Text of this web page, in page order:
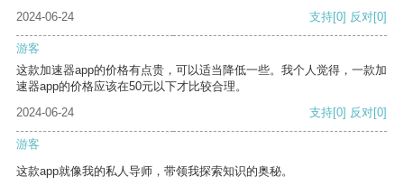
2024-06-24
支持[0] 反对[0]
游客
这款加速器app的价格有点贵，可以适当降低一些。我个人觉得，一款加
速器app的价格应该在50元以下才比较合理。
2024-06-24
支持[0] 反对[0]
游客
这款app就像我的私人导师，带领我探索知识的奥秘。